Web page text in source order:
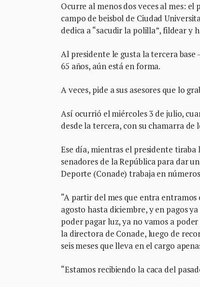
Ocurre al menos dos veces al mes:
campo de beisbol de Ciudad
dedica a “sacudir la polilla”, fildear y
Al presidente le gusta la tercera base
65 años, aún está en forma.
A veces, pide a sus asesores que lo
Así ocurrió el miércoles 3 de julio,
desde la tercera, con su chamarra de
Ese día, mientras el presidente
senadores de la República para dar
Deporte (Conade) trabaja en
“A partir del mes que entra
agosto hasta diciembre, y en pagos
poder pagar luz, ya no vamos a
la directora de Conade, luego de
seis meses que lleva en el cargo
“Estamos recibiendo la caca del